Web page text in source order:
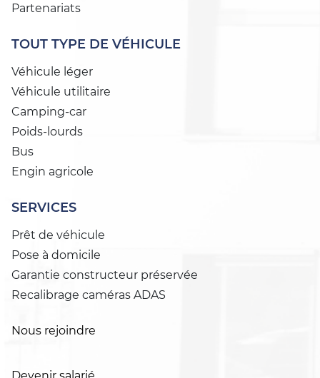
Partenariats
TOUT TYPE DE VÉHICULE
Véhicule léger
Véhicule utilitaire
Camping-car
Poids-lourds
Bus
Engin agricole
SERVICES
Prêt de véhicule
Pose à domicile
Garantie constructeur préservée
Recalibrage caméras ADAS
Nous rejoindre
Devenir salarié